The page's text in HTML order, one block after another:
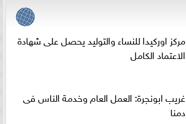
مركز اوركيدا للنساء والتوليد يحصل على شهادة
الاعتماد الكامل
غريب ابونجرة: العمل العام وخدمة الناس فى
دمنا